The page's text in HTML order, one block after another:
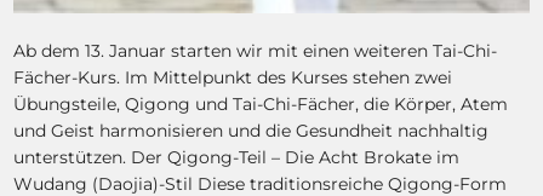
Ab dem 13. Januar starten wir mit einen weiteren Tai-Chi-
Fächer-Kurs. Im Mittelpunkt des Kurses stehen zwei
Übungsteile, Qigong und Tai-Chi-Fächer, die Körper, Atem
und Geist harmonisieren und die Gesundheit nachhaltig
unterstützen. Der Qigong-Teil – Die Acht Brokate im
Wudang (Daojia)-Stil Diese traditionsreiche Qigong-Form